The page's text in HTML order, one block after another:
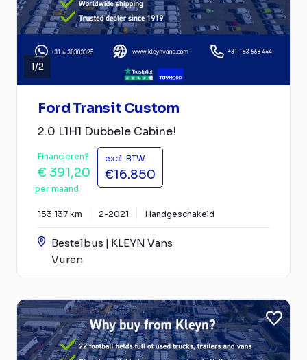
1/2
Ford Transit Custom
2.0 L1H1 Dubbele Cabine!
Financieren?
€ 391,20
per maand
excl. BTW
€16.850
153.137 km 2-2021 Handgeschakeld
Bestelbus | KLEYN Vans
Vuren